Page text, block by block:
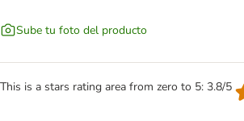
Sube tu foto del producto
This is a stars rating area from zero to 5: 3.8/5